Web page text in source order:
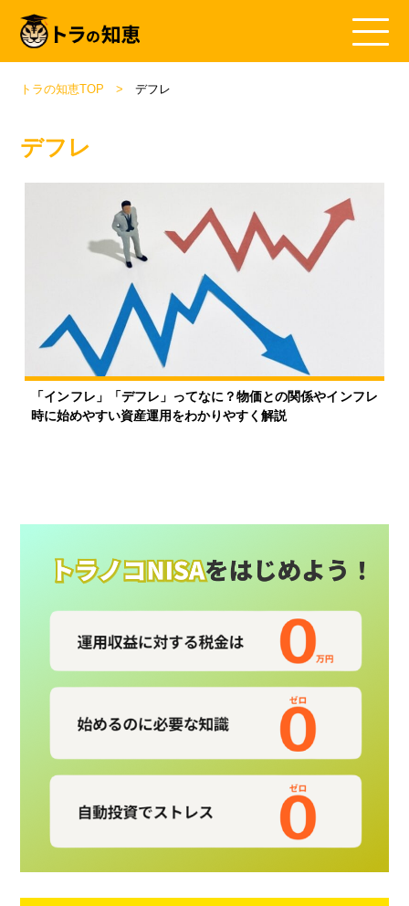
トラの知恵TOP デフレ
デフレ
「インフレ」「デフレ」ってなに？物価との関係やインフレ
時に始めやすい資産運用をわかりやすく解説